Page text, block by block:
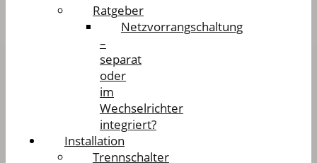
Ratgeber
Netzvorrangschaltung
–
separat
oder
im
Wechselrichter
integriert?
Installation
Trennschalter